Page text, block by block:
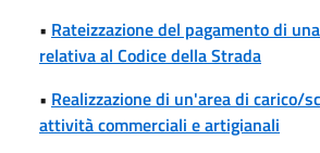
• Rateizzazione del pagamento di
relativa al Codice della Strada
• Realizzazione di un'area di carico/
attività commerciali e artigianali